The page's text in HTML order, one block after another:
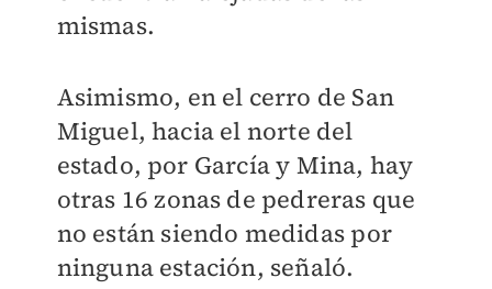
mismas.
Asimismo, en el cerro de San
Miguel, hacia el norte del
estado, por García y Mina, hay
otras 16 zonas de pedreras que
no están siendo medidas por
ninguna estación, señaló.